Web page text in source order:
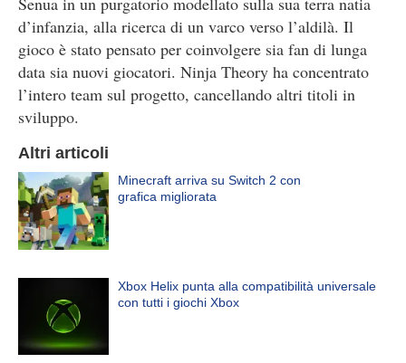
d’infanzia, alla ricerca di un varco verso l’aldilà. Il
gioco è stato pensato per coinvolgere sia fan di lunga
data sia nuovi giocatori. Ninja Theory ha concentrato
l’intero team sul progetto, cancellando altri titoli in
sviluppo.
Altri articoli
Minecraft arriva su Switch 2 con
grafica migliorata
Xbox Helix punta alla compatibilità universale
con tutti i giochi Xbox